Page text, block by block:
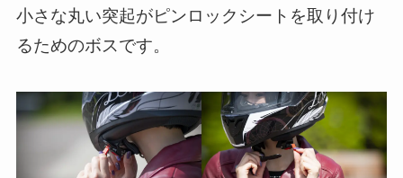
小さな丸い突起がピンロックシートを取り付け
るためのボスです。